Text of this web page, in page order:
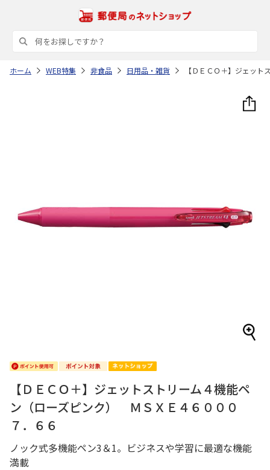
ホーム WEB特集 非食品 日用品・雑貨 【ＤＥＣＯ＋】ジェッ
【ＤＥＣＯ＋】ジェットストリーム４機能ペ
ン（ローズピンク） ＭＳＸＥ４６０００
７．６６
ノック式多機能ペン3＆1。ビジネスや学習に最適な機能
満載